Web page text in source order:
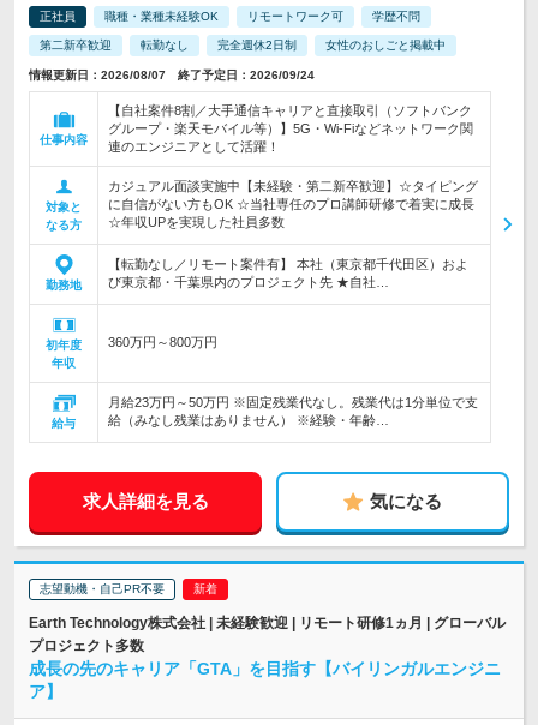
正社員 職種・業種未経験OK リモートワーク可 学歴不問
第二新卒歓迎 転勤なし 完全週休2日制 女性のおしごと掲載中
情報更新日：2026/08/07 終了予定日：2026/09/24
仕事内容
【自社案件8割／大手通信キャリアと直接取引（ソフトバンク
グループ・楽天モバイル等）】5G・Wi-Fiなどネットワーク関
連のエンジニアとして活躍！
対象と
なる方
カジュアル面談実施中【未経験・第二新卒歓迎】☆タイピング
に自信がない方もOK ☆当社専任のプロ講師研修で着実に成長
☆年収UPを実現した社員多数
勤務地
【転勤なし／リモート案件有】 本社（東京都千代田区）およ
び東京都・千葉県内のプロジェクト先 ★自社…
初年度
年収
360万円～800万円
給与
月給23万円～50万円 ※固定残業代なし。残業代は1分単位で支
給（みなし残業はありません） ※経験・年齢…
求人詳細を見る 気になる
志望動機・自己PR不要
Earth Technology株式会社 | 未経験歓迎 | リモート研修1ヵ月 | グローバル
プロジェクト多数
成長の先のキャリア「GTA」を目指す【バイリンガルエンジニ
ア】